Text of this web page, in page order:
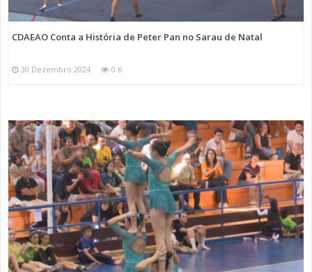
CDAEAO Conta a História de Peter Pan no Sarau de Natal
30 Dezembro 2024 0 K